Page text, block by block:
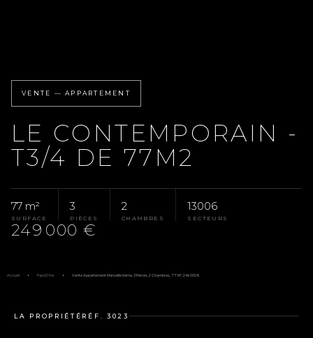
VENTE — APPARTEMENT
LE CONTEMPORAIN -
T3/4 DE 77M2
77 m²
SURFACE
3
PIÈCES
2
CHAMBRES
13006
SECTEURS
249 000 €
Accueil Pays D'Aix Vente Appartement Marseille 6ème, 3 Pièces, 2 Chambres, 77 M², 249 000 €
LA PROPRIÉTÉ RÉF. 3023